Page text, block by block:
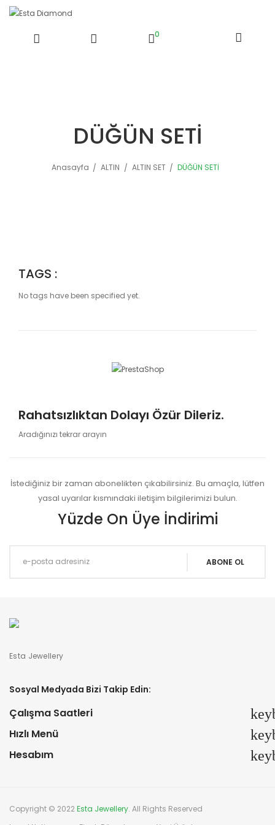
0
DÜĞÜN SETİ
Anasayfa ALTIN ALTIN SET DÜĞÜN SETİ
TAGS :
No tags have been specified yet.
Rahatsızlıktan Dolayı Özür Dileriz.
Aradığınızı tekrar arayın
İstediğiniz bir zaman abonelikten çıkabilirsiniz. Bu amaçla, lütfen
yasal uyarılar kısmındaki iletişim bilgilerimizi bulun.
Yüzde On Üye İndirimi
Esta Jewellery
Sosyal Medyada Bizi Takip Edin:
Çalışma Saatleri
Hızlı Menü
Hesabım
Copyright © 2022 Esta Jewellery. All Rights Reserved